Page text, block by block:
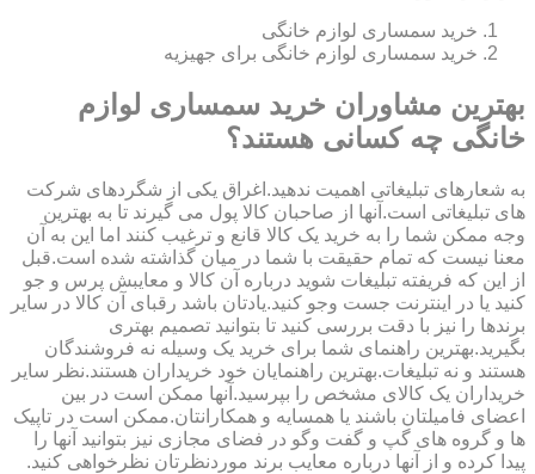
خرید سمساری لوازم خانگی
خرید سمساری لوازم خانگی برای جهیزیه
بهترین مشاوران خرید سمساری لوازم
خانگی چه کسانی هستند؟
به شعارهای تبلیغاتی اهمیت ندهید.اغراق یکی از شگردهای شرکت
های تبلیغاتی است.آنها از صاحبان کالا پول می گیرند تا به بهترین
وجه ممکن شما را به خرید یک کالا قانع و ترغیب کنند اما این به آن
معنا نیست که تمام حقیقت با شما در میان گذاشته شده است.قبل
از این که فریفته تبلیغات شوید درباره آن کالا و معایبش پرس و جو
کنید یا در اینترنت جست وجو کنید.یادتان باشد رقبای آن کالا در سایر
برندها را نیز با دقت بررسی کنید تا بتوانید تصمیم بهتری
بگیرید.بهترین راهنمای شما برای خرید یک وسیله نه فروشندگان
هستند و نه تبلیغات.بهترین راهنمایان خود خریداران هستند.نظر سایر
خریداران یک کالای مشخص را بپرسید.آنها ممکن است در بین
اعضای فامیلتان باشند یا همسایه و همکارانتان.ممکن است در تاپیک
ها و گروه های گپ و گفت وگو در فضای مجازی نیز بتوانید آنها را
پیدا کرده و از آنها درباره معایب برند موردنظرتان نظرخواهی کنید.